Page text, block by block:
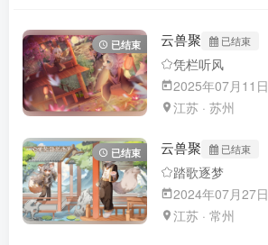
已结束 云兽聚 已结束
凭栏听风
2025年07月11日
江苏 · 苏州
已结束 云兽聚 已结束
踏歌逐梦
2024年07月27日
江苏 · 常州